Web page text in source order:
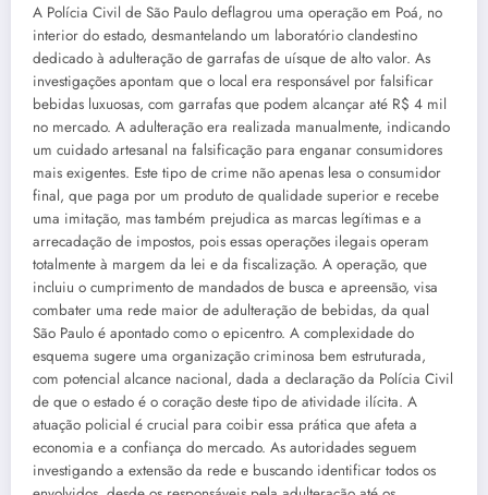
A Polícia Civil de São Paulo deflagrou uma operação em Poá, no
interior do estado, desmantelando um laboratório clandestino
dedicado à adulteração de garrafas de uísque de alto valor. As
investigações apontam que o local era responsável por falsificar
bebidas luxuosas, com garrafas que podem alcançar até R$ 4 mil
no mercado. A adulteração era realizada manualmente, indicando
um cuidado artesanal na falsificação para enganar consumidores
mais exigentes. Este tipo de crime não apenas lesa o consumidor
final, que paga por um produto de qualidade superior e recebe
uma imitação, mas também prejudica as marcas legítimas e a
arrecadação de impostos, pois essas operações ilegais operam
totalmente à margem da lei e da fiscalização. A operação, que
incluiu o cumprimento de mandados de busca e apreensão, visa
combater uma rede maior de adulteração de bebidas, da qual
São Paulo é apontado como o epicentro. A complexidade do
esquema sugere uma organização criminosa bem estruturada,
com potencial alcance nacional, dada a declaração da Polícia Civil
de que o estado é o coração deste tipo de atividade ilícita. A
atuação policial é crucial para coibir essa prática que afeta a
economia e a confiança do mercado. As autoridades seguem
investigando a extensão da rede e buscando identificar todos os